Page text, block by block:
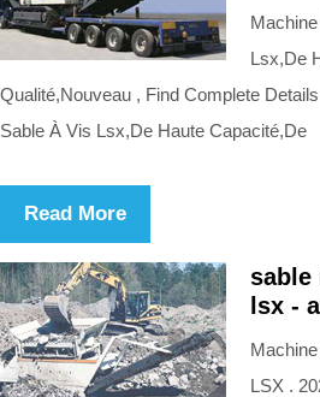
Lsx,De
Qualité,Nouveau , Find Complete
Sable À Vis Lsx,De Haute Capacité,De
Read More
sable
lsx -
LSX .